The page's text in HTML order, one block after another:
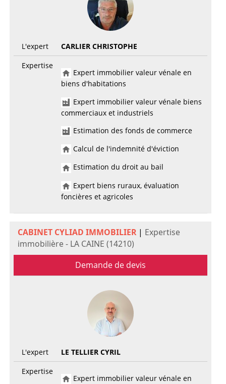
L'expert
CARLIER CHRISTOPHE
Expertise
Expert immobilier valeur vénale en
biens d'habitations
Expert immobilier valeur vénale biens
commerciaux et industriels
Estimation des fonds de commerce
Calcul de l'indemnité d'éviction
Estimation du droit au bail
Expert biens ruraux, évaluation
foncières et agricoles
CABINET CYLIAD IMMOBILIER| Expertise
immobilière - LA CAINE (14210)
Demande de devis
L'expert
LE TELLIER CYRIL
Expertise
Expert immobilier valeur vénale en